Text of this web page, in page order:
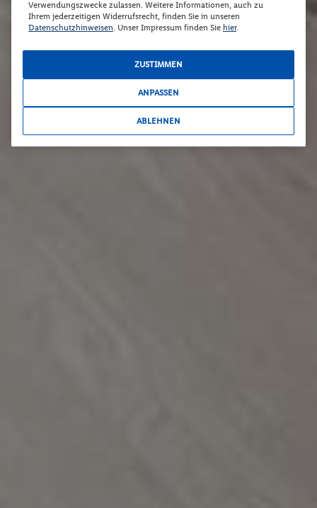
Verwendungszwecke zulassen. Weitere Informationen, auch zu
Ihrem jederzeitigen Widerrufsrecht, finden Sie in unseren
Datenschutzhinweisen. Unser Impressum finden Sie hier.
ZUSTIMMEN
ANPASSEN
ABLEHNEN